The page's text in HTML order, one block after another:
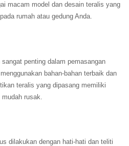
macam model dan desain teralis yang
rumah atau gedung Anda.
penting dalam pemasangan
bahan-bahan terbaik dan
teralis yang dipasang memiliki
rusak.
dilakukan dengan hati-hati dan teliti